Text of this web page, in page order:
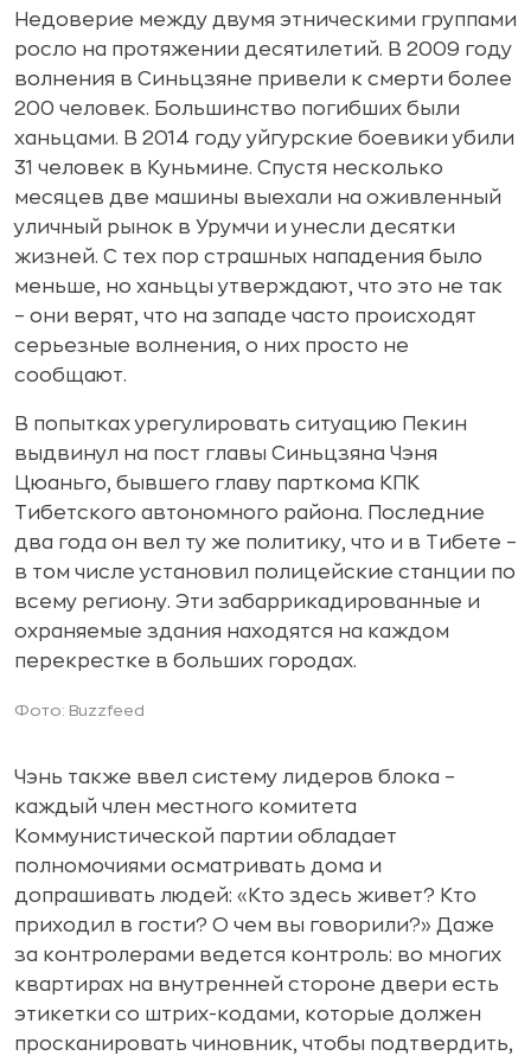
Недоверие между двумя этническими группами
росло на протяжении десятилетий. В 2009 году
волнения в Синьцзяне привели к смерти более
200 человек. Большинство погибших были
ханьцами. В 2014 году уйгурские боевики убили
31 человек в Куньмине. Спустя несколько
месяцев две машины выехали на оживленный
уличный рынок в Урумчи и унесли десятки
жизней. С тех пор страшных нападения было
меньше, но ханьцы утверждают, что это не так
– они верят, что на западе часто происходят
серьезные волнения, о них просто не
сообщают.
В попытках урегулировать ситуацию Пекин
выдвинул на пост главы Синьцзяна Чэня
Цюаньго, бывшего главу парткома КПК
Тибетского автономного района. Последние
два года он вел ту же политику, что и в Тибете –
в том числе установил полицейские станции по
всему региону. Эти забаррикадированные и
охраняемые здания находятся на каждом
перекрестке в больших городах.
Фото: Buzzfeed
Чэнь также ввел систему лидеров блока –
каждый член местного комитета
Коммунистической партии обладает
полномочиями осматривать дома и
допрашивать людей: «Кто здесь живет? Кто
приходил в гости? О чем вы говорили?» Даже
за контролерами ведется контроль: во многих
квартирах на внутренней стороне двери есть
этикетки со штрих-кодами, которые должен
просканировать чиновник, чтобы подтвердить,